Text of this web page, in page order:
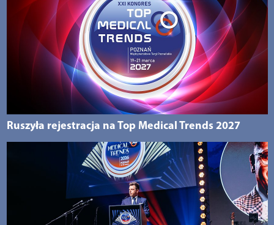
Ruszyła rejestracja na Top Medical Trends 2027